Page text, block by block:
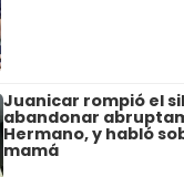
Juanicar rompió el
abandonar
Hermano, y habló
mamá